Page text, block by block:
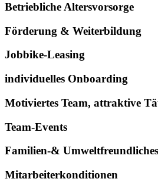
Betriebliche Altersvorsorge
Förderung & Weiterbildung
Jobbike-Leasing
individuelles Onboarding
Motiviertes Team, attraktive
Team-Events
Familien-&
Mitarbeiterkonditionen